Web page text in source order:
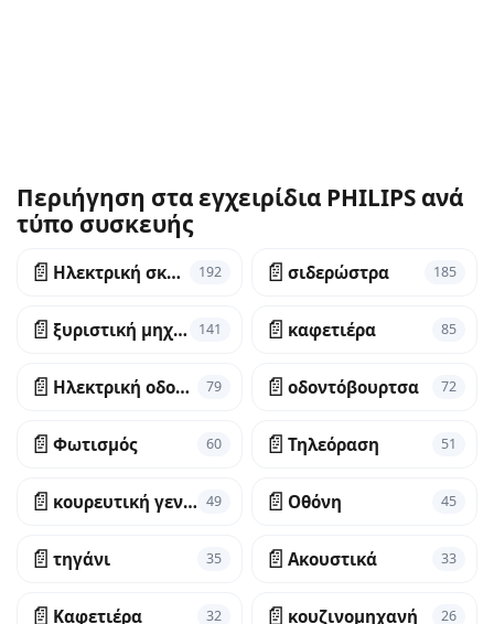
Περιήγηση στα εγχειρίδια PHILIPS ανά
τύπο συσκευής
📄 Ηλεκτρική σκούπα 192 📄 σιδερώστρα 185
📄 ξυριστική μηχανή 141 📄 καφετιέρα 85
📄 Ηλεκτρική οδοντόβουρτσα 79 📄 οδοντόβουρτσα 72
📄 Φωτισμός 60 📄 Τηλεόραση 51
📄 κουρευτική γενειάδας 49 📄 Οθόνη 45
📄 τηγάνι 35 📄 Ακουστικά 33
📄 Καφετιέρα 32 📄 κουζινομηχανή 26